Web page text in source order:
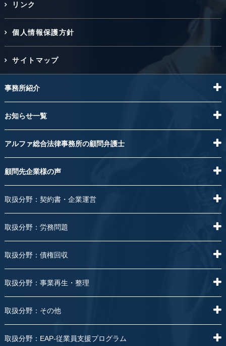
リンク
個人情報保護方針
サイトマップ
事務所紹介
お知らせ一覧
アルファ総合法律事務所の顧問弁護士
顧問先企業様の声
取扱分野：契約書・企業運営
取扱分野：労務問題
取扱分野：債権回収
取扱分野：事業再生・整理
取扱分野：その他
取扱分野：EAP-従業員支援プログラム